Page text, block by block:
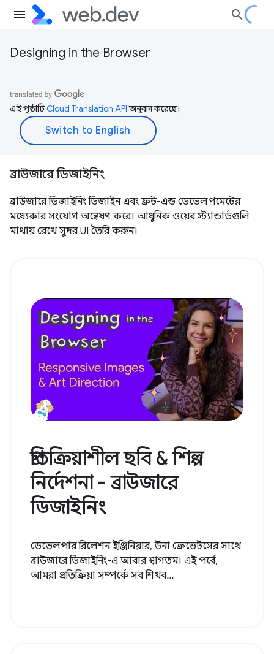
Designing in the Browser
এই পৃষ্ঠাটিCloud Translation APIঅনুবাদ করেছে।
ব্রাউজারে ডিজাইনিং
ব্রাউজারে ডিজাইনিং ডিজাইন এবং ফ্রন্ট-এন্ড ডেভেলপমেন্টের
মধ্যেকার সংযোগ অন্বেষণ করে। আধুনিক ওয়েব স্ট্যান্ডার্ডগুলি
মাথায় রেখে সুন্দর UI তৈরি করুন।
প্রতিক্রিয়াশীল ছবি & শিল্প
নির্দেশনা - ব্রাউজারে
ডিজাইনিং
ডেভেলপার রিলেশন ইঞ্জিনিয়ার, উনা ক্রেভেটসের সাথে
ব্রাউজারে ডিজাইনিং-এ আবার স্বাগতম। এই পর্বে,
আমরা প্রতিক্রিয়া সম্পর্কে সব শিখব...